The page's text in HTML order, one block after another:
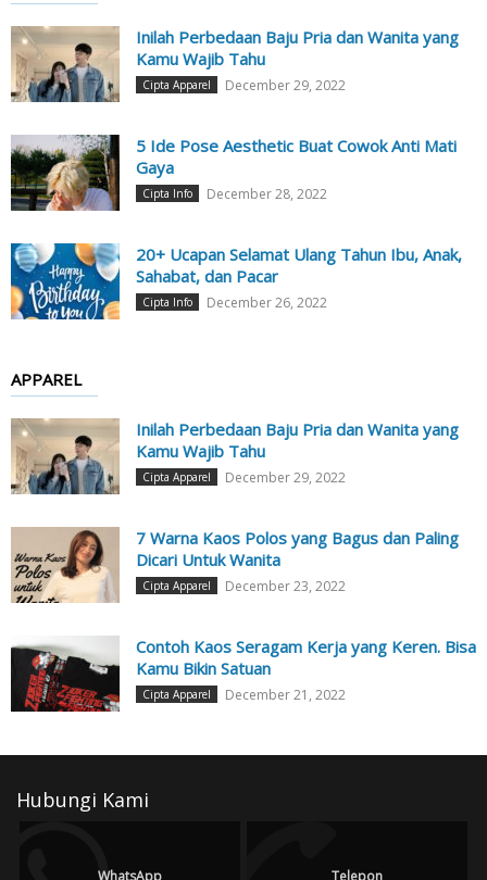
Inilah Perbedaan Baju Pria dan Wanita yang
Kamu Wajib Tahu
Cipta Apparel December 29, 2022
5 Ide Pose Aesthetic Buat Cowok Anti Mati
Gaya
Cipta Info December 28, 2022
20+ Ucapan Selamat Ulang Tahun Ibu, Anak,
Sahabat, dan Pacar
Cipta Info December 26, 2022
APPAREL
Inilah Perbedaan Baju Pria dan Wanita yang
Kamu Wajib Tahu
Cipta Apparel December 29, 2022
7 Warna Kaos Polos yang Bagus dan Paling
Dicari Untuk Wanita
Cipta Apparel December 23, 2022
Contoh Kaos Seragam Kerja yang Keren. Bisa
Kamu Bikin Satuan
Cipta Apparel December 21, 2022
Hubungi Kami